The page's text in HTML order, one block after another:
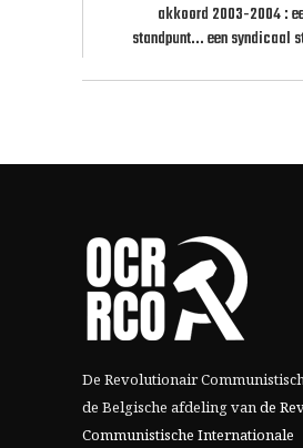
akkoord 2003-2004 :
standpunt... een syndicaal
De Revolutionair
de Belgische afdeling vande
Communistische Internationale